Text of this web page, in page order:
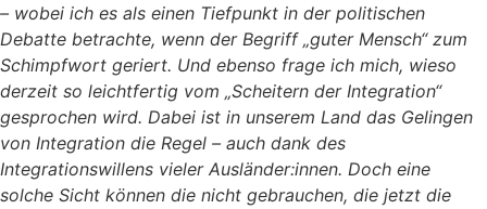
– wobei ich es als einen Tiefpunkt in der politischen
Debatte betrachte, wenn der Begriff „guter Mensch“ zum
Schimpfwort geriert. Und ebenso frage ich mich, wieso
derzeit so leichtfertig vom „Scheitern der Integration“
gesprochen wird. Dabei ist in unserem Land das Gelingen
von Integration die Regel – auch dank des
Integrationswillens vieler Ausländer:innen. Doch eine
solche Sicht können die nicht gebrauchen, die jetzt die